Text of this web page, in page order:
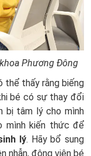
Phương Đông
thể thấy rằng biếng
bé có sự thay đổi
bị tâm lý cho mình
mình kiến thức để
lý. Hãy bổ sung
nhẫn, động viên bé